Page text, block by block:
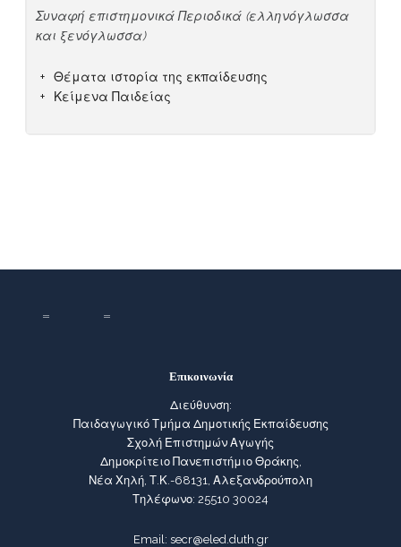
Συναφή επιστημονικά Περιοδικά (ελληνόγλωσσα
και ξενόγλωσσα)
Θέματα ιστορία της εκπαίδευσης
Κείμενα Παιδείας
Επικοινωνία
Διεύθυνση:
Παιδαγωγικό Τμήμα Δημοτικής Εκπαίδευσης
Σχολή Επιστημών Αγωγής
Δημοκρίτειο Πανεπιστήμιο Θράκης,
Νέα Χηλή, Τ.Κ.-68131, Αλεξανδρούπολη
Τηλέφωνο: 25510 30024
Email: secr@eled.duth.gr